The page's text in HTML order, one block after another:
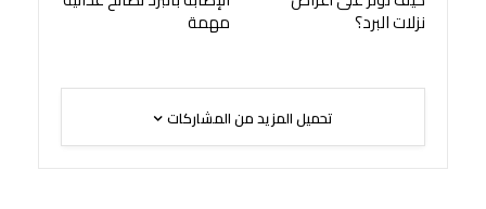
نزلات البرد؟ مهمة
تحميل المزيد من المشاركات